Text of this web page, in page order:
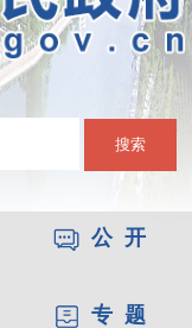
搜索
公 开
专 题